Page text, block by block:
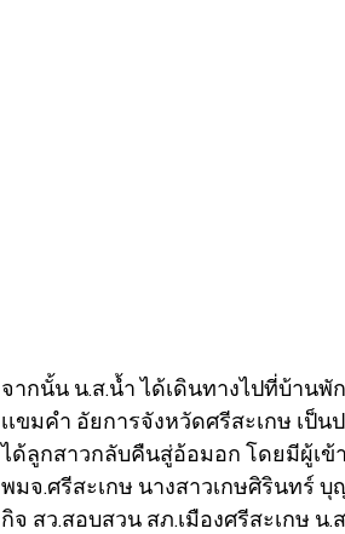
จากนั้น น.ส.น้ำ ได้เดินทางไปที่บ้าน
เเขมคำ อัยการจังหวัดศรีสะเกษ เป็
ได้ลูกสาวกลับคืนสู่อ้อมอก โดยมีผู้เ
พมจ.ศรีสะเกษ นางสาวเกษศิรินทร์
กิจ สว.สอบสวน สภ.เมืองศรีสะเกษ